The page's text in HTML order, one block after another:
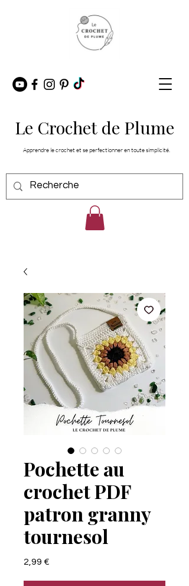
Le Crochet de Plume
Apprendre le crochet et se perfectionner en toute simplicité.
Pochette au
crochet PDF
patron granny
tournesol
2,99 €